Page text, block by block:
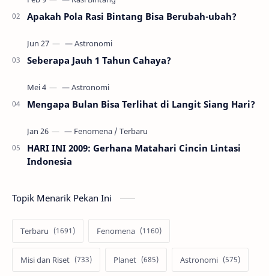
Apakah Pola Rasi Bintang Bisa Berubah-ubah?
Seberapa Jauh 1 Tahun Cahaya?
Mengapa Bulan Bisa Terlihat di Langit Siang Hari?
HARI INI 2009: Gerhana Matahari Cincin Lintasi
Indonesia
Topik Menarik Pekan Ini
Terbaru Fenomena
Misi dan Riset Planet Astronomi